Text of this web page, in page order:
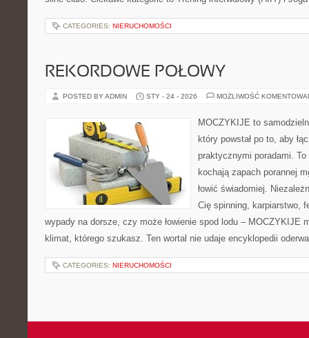
CATEGORIES: NIERUCHOMOŚCI
REKORDOWE POŁOWY
POSTED BY ADMIN STY - 24 - 2026 MOŻLIWOŚĆ
MOCZYKIJE to
który powstał po to, aby
praktycznymi poradami.
kochają zapach porannej
łowić świadomiej.
Cię spinning, karpiarstwo,
wypady na dorsze, czy może łowienie spod lodu – MOCZYKIJE
klimat, którego szukasz. Ten wortal nie udaje encyklopedii
CATEGORIES: NIERUCHOMOŚCI